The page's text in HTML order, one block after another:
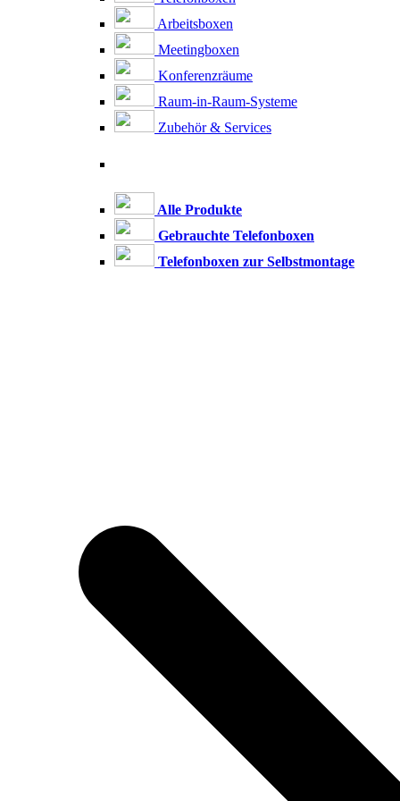
Arbeitsboxen
Meetingboxen
Konferenzräume
Raum-in-Raum-Systeme
Zubehör & Services
Alle Produkte
Gebrauchte Telefonboxen
Telefonboxen zur Selbstmontage